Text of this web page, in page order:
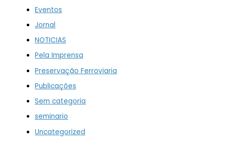
Eventos
Jornal
NOTICIAS
Pela Imprensa
Preservação Ferroviaria
Publicações
Sem categoria
seminario
Uncategorized